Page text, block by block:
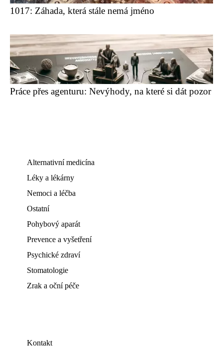
1017: Záhada, která stále nemá jméno
Práce přes agenturu: Nevýhody, na které si dát pozor
Alternativní medicína
Léky a lékárny
Nemoci a léčba
Ostatní
Pohybový aparát
Prevence a vyšetření
Psychické zdraví
Stomatologie
Zrak a oční péče
Kontakt